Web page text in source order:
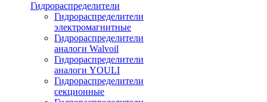
Гидрораспределители
Гидрораспределители
электромагнитные
Гидрораспределители
аналоги Walvoil
Гидрораспределители
аналоги YOULI
Гидрораспределители
секционные